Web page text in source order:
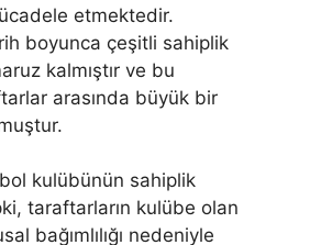
etmektedir.
boyunca çeşitli sahiplik
kalmıştır ve bu
arasında büyük bir
kulübünün sahiplik
taraftarların kulübe olan
bağımlılığı nedeniyle